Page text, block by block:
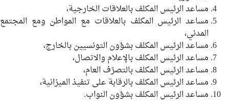
مساعد الرئيس المكلف بالعلاقات الخارجية،
مساعد الرئيس المكلف بالعلاقات مع المواطن ومع المجتمع
المدني،
مساعد الرئيس المكلف بشؤون التونسيين بالخارج،
مساعد الرئيس المكلف بالإعلام والاتصال،
مساعد الرئيس المكلف بالتصرّف العام،
مساعد الرئيس المكلف بالرقابة على تنفيذ الميزانية،
مساعد الرئيس المكلف بشؤون النواب.